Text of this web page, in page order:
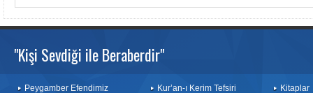
"Kişi Sevdiği ile Beraberdir"
Peygamber Efendimiz Kur’an-ı Kerim Tefsiri Kitaplar